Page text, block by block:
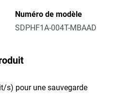
Numéro de modèle
SDPHF1A-004T-MBAAD
s) pour une sauvegarde